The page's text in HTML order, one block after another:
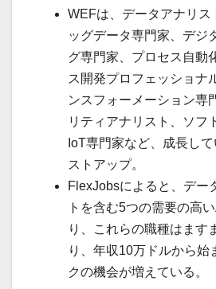
WEFは、データアナリス
ッグデータ専門家、デジ
グ専門家、プロセス自動
ス開発プロフェッショナ
ンスフォーメーション専
リティアナリスト、ソフ
IoT専門家など、成長し
ストアップ。
FlexJobsによると、デー
トを含む5つの需要の高
り、これらの職種はます
り、年収10万ドルから始
クの機会が増えている。